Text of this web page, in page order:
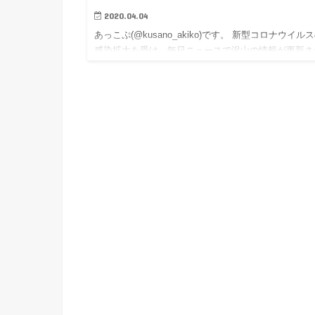
2020.04.04
あっこぷ(@kusano_akiko)です。 新型コロナウイル
感染拡大を受け、毎日ニュースで沢山の情報が更新さ